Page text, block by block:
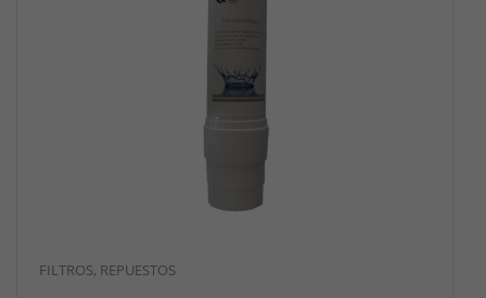
FILTROS, REPUESTOS